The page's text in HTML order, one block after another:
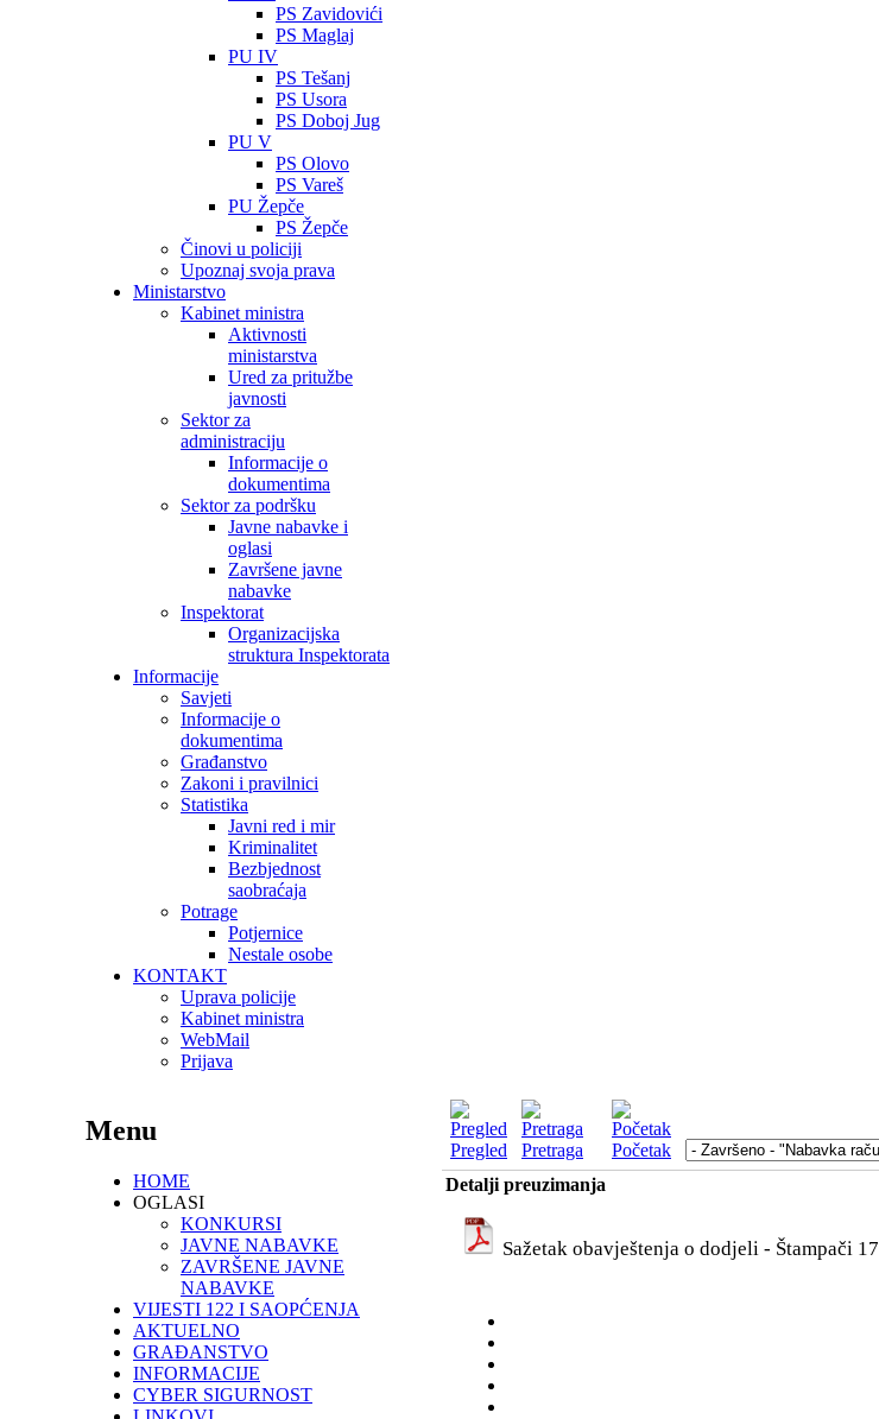
PS Zavidovići
PS Maglaj
PU IV
PS Tešanj
PS Usora
PS Doboj Jug
PU V
PS Olovo
PS Vareš
PU Žepče
PS Žepče
Činovi u policiji
Upoznaj svoja prava
Ministarstvo
Kabinet ministra
Aktivnosti
ministarstva
Ured za pritužbe
javnosti
Sektor za
administraciju
Informacije o
dokumentima
Sektor za podršku
Javne nabavke i
oglasi
Završene javne
nabavke
Inspektorat
Organizacijska
struktura Inspektorata
Informacije
Savjeti
Informacije o
dokumentima
Građanstvo
Zakoni i pravilnici
Statistika
Javni red i mir
Kriminalitet
Bezbjednost
saobraćaja
Potrage
Potjernice
Nestale osobe
KONTAKT
Uprava policije
Kabinet ministra
WebMail
Prijava
Pregled Pretraga
Početak
Detalji preuzimanja
Sažetak obavještenja o dodjeli - Štampači 17
Menu
HOME
OGLASI
KONKURSI
JAVNE NABAVKE
ZAVRŠENE JAVNE
NABAVKE
VIJESTI 122 I SAOPĆENJA
AKTUELNO
GRAĐANSTVO
INFORMACIJE
CYBER SIGURNOST